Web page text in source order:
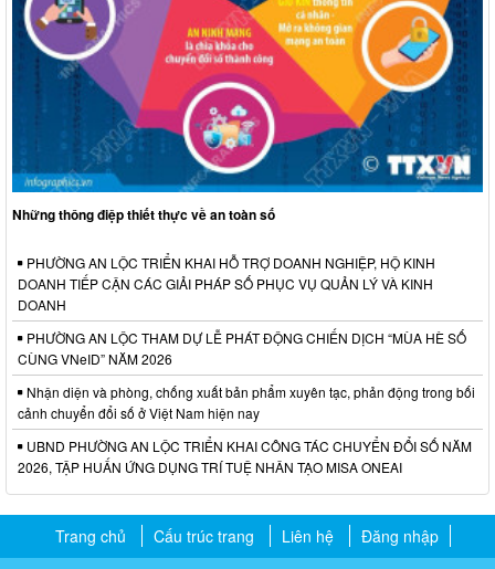
Những thông điệp thiết thực về an toàn số
PHƯỜNG AN LỘC TRIỂN KHAI HỖ TRỢ DOANH NGHIỆP, HỘ KINH
DOANH TIẾP CẬN CÁC GIẢI PHÁP SỐ PHỤC VỤ QUẢN LÝ VÀ KINH
DOANH
PHƯỜNG AN LỘC THAM DỰ LỄ PHÁT ĐỘNG CHIẾN DỊCH “MÙA HÈ SỐ
CÙNG VNeID” NĂM 2026
Nhận diện và phòng, chống xuất bản phẩm xuyên tạc, phản động trong bối
cảnh chuyển đổi số ở Việt Nam hiện nay
UBND PHƯỜNG AN LỘC TRIỂN KHAI CÔNG TÁC CHUYỂN ĐỔI SỐ NĂM
2026, TẬP HUẤN ỨNG DỤNG TRÍ TUỆ NHÂN TẠO MISA ONEAI
Trang chủ Cấu trúc trang Liên hệ Đăng nhập